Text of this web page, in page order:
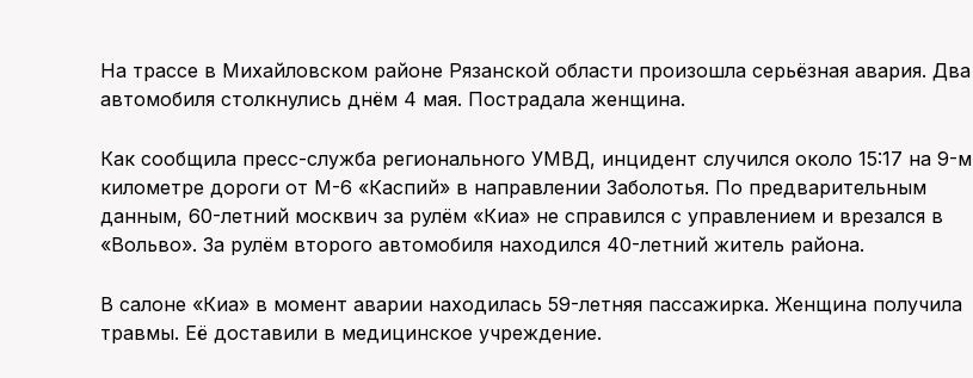
На трассе в Михайловском районе Рязанской области произошла серьёзная авария. Два
автомобиля столкнулись днём 4 мая. Пострадала женщина.
Как сообщила пресс-служба регионального УМВД, инцидент случился около 15:17 на 9-м
километре дороги от М-6 «Каспий» в направлении Заболотья. По предварительным
данным, 60-летний москвич за рулём «Киа» не справился с управлением и врезался в
«Вольво». За рулём второго автомобиля находился 40-летний житель района.
В салоне «Киа» в момент аварии находилась 59-летняя пассажирка. Женщина получила
травмы. Её доставили в медицинское учреждение.